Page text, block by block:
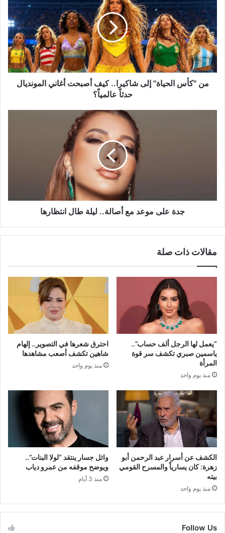
الحياة"
إلى
شاكيرا..
كيف
أصبحت
أغاني
المونديال
حدثاًمن "كأس الحياة" إلى شاكيرا.. كيف أصبحت أغاني المونديال
حدثاً عالمياً؟
جدة على موعد مع أصالة.. ليلة طال انتظارها
مقالات ذات صلة
“يعمل لها الرجل ألف حساب”..
ياسمين صبري تكشف سر قوة
المرأة
منذ يوم واحد
احترق شعرها في التصوير.. إلهام
شاهين تكشف أصعب مشاهدها
منذ يوم واحد
الكشف عن أسرار عبد الرحمن أبو
زهرة: كان يسارياً والمسرح القومي
بيته
منذ يوم واحد
وائل جسار ينتقد “لولا البنات”..
ويوضح موقفه من عمرو دياب
منذ 3 أيام
Follow Us